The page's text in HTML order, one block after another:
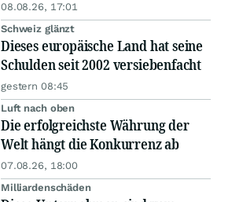
08.08.26, 17:01
Schweiz glänzt
Dieses europäische Land hat seine
Schulden seit 2002 versiebenfacht
gestern 08:45
Luft nach oben
Die erfolgreichste Währung der
Welt hängt die Konkurrenz ab
07.08.26, 18:00
Milliardenschäden